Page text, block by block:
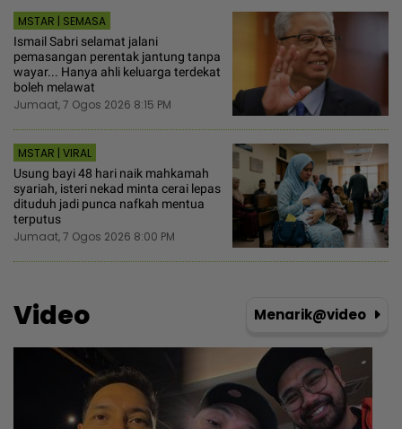
MSTAR | SEMASA
Ismail Sabri selamat jalani
pemasangan perentak jantung tanpa
wayar... Hanya ahli keluarga terdekat
boleh melawat
Jumaat, 7 Ogos 2026 8:15 PM
MSTAR | VIRAL
Usung bayi 48 hari naik mahkamah
syariah, isteri nekad minta cerai lepas
dituduh jadi punca nafkah mentua
terputus
Jumaat, 7 Ogos 2026 8:00 PM
Video Menarik@video